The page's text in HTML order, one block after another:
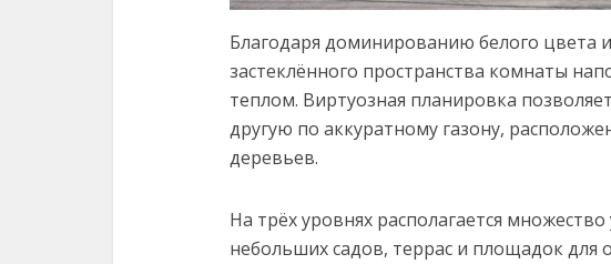
Благодаря доминированию белого цвета
застеклённого пространства комнаты
теплом. Виртуозная планировка
другую по аккуратному газону,
деревьев.
На трёх уровнях располагается
небольших садов, террас и площадок